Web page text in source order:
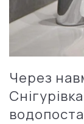
Через